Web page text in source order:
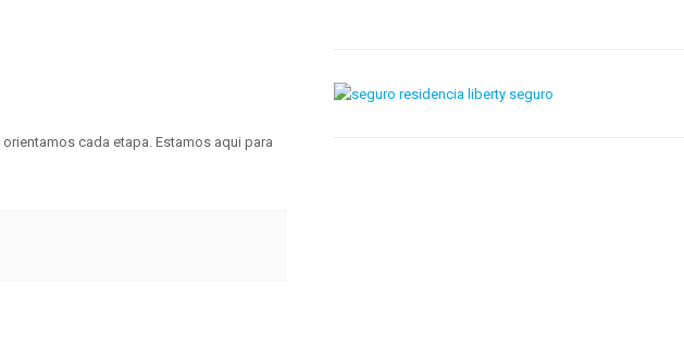
cada etapa. Estamos aqui para